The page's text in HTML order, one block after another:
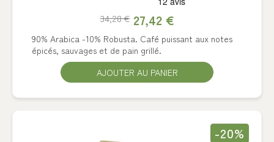
27,42 €
34,28 €
90% Arabica -10% Robusta. Café puissant aux notes
épicés, sauvages et de pain grillé.
AJOUTER AU PANIER
-20%